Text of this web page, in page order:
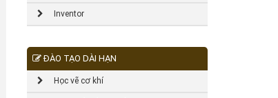
Inventor
ĐÀO TẠO DÀI HẠN
Học vẽ cơ khí